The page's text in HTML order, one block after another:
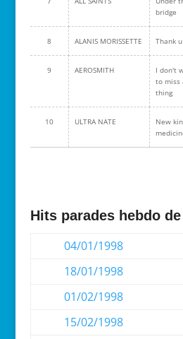
bridge
8 ALANIS MORISSETTE Thank u
9 AEROSMITH
I don't
to miss
thing
10 ULTRA NATE
New
Hits parades hebdo de
04/01/1998
18/01/1998
01/02/1998
15/02/1998